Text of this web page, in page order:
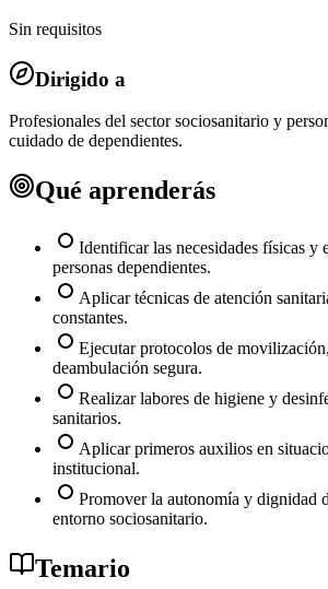
Sin requisitos
Dirigido a
Profesionales del sector sociosanitario y
cuidado de dependientes.
Qué aprenderás
Identificar las necesidades físicas y
personas dependientes.
Aplicar técnicas de atención
constantes.
Ejecutar protocolos de
deambulación segura.
Realizar labores de higiene y
sanitarios.
Aplicar primeros auxilios en
institucional.
Promover la autonomía y dignidad
entorno sociosanitario.
Temario